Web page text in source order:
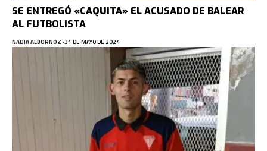
SE ENTREGÓ «CAQUITA» EL ACUSADO DE BALEAR
AL FUTBOLISTA
NADIA ALBORNOZ 31 DE MAYO DE 2024